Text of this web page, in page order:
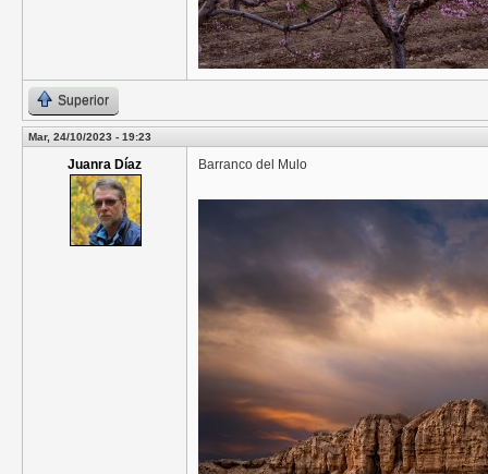
Superior
Mar, 24/10/2023 - 19:23
Juanra Díaz Barranco del Mulo